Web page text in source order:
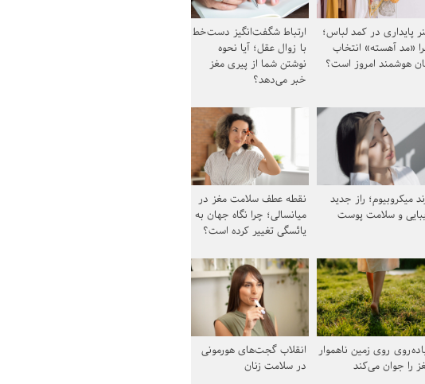
پایداری در کمد لباس؛
«مد آهسته» انتخاب
هوشمند امروز است؟
ارتباط شگفت‌انگیز دست‌خط
با زوال عقل؛ آیا نحوه
نوشتن شما از پیری مغز
خبر می‌دهد؟
میکروبیوم؛ راز جدید
و سلامت پوست
نقطه عطف سلامت مغز در
میانسالی؛ چرا نگاه جهان به
یائسگی تغییر کرده است؟
روی زمین ناهموار
را جوان می‌کند
انقلاب گجت‌های هورمونی
در سلامت زنان